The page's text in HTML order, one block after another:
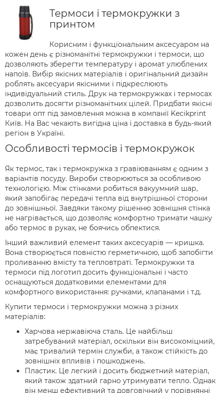
Термоси і термокружки з
принтом
Корисним і функціональним аксесуаром на
кожен день є різноманітні термокружки і термоси, що
дозволяють зберегти температуру і аромат улюблених
напоїв. Вибір якісних матеріалів і оригінальний дизайн
роблять аксесуари якісними і підкреслюють
індивідуальний стиль. Друк на термокружках і термосах
дозволить досягти різноманітних цілей. Придбати якісні
товари опт під замовлення можна в компанії Kecikprint
Київ. На Вас чекають вигідна ціна і доставка в будь-який
регіон в Україні.
Особливості термосів і термокружок
Як термос, так і термокружка з гравіюванням є одним з
варіантів посуду. Вироби створюються за особливою
технологією. Між стінками робиться вакуумний шар,
який запобігає передачі тепла від внутрішньої сторони
до зовнішньої. Завдяки такому рішенню зовнішня стінка
не нагрівається, що дозволяє комфортно тримати чашку
або термос в руках, не боячись обпектися.
Інший важливий елемент таких аксесуарів — кришка.
Вона створюється повністю герметичною, щоб запобігти
проливанню вмісту та тепловтраті. Термокружки та
термоси під логотип досить функціональні і часто
оснащуються додатковими елементами для
комфортного використання: ручками, клапанами і т.д.
Купити термоси і термокружки можна з різних
матеріалів:
Харчова нержавіюча сталь. Це найбільш
затребуваний матеріал, оскільки він високоміцний,
має тривалий термін служби, а також стійкість до
зовнішніх впливів і пошкоджень.
Пластик. Це легкий і досить бюджетний матеріал,
який також здатний гарно утримувати тепло. Однак
він менш ефективний та довговічний у порівнянні